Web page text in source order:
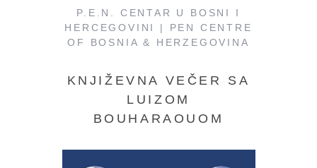
P.E.N. CENTAR U BOSNI I
HERCEGOVINI | PEN CENTRE
OF BOSNIA & HERZEGOVINA
KNJIŽEVNA VEČER SA
LUIZOM
BOUHARAOUOM